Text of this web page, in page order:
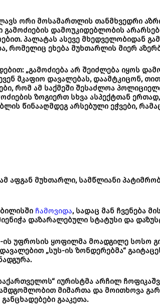
ორი მოსამართლის თანმხვედრი
გამოძიების დამოუკიდებლობის
პალატას ასევე მხედველობიდან
რომელიც ეხება მუხთარლის მიერ
„გამოძიება არ შეიძლება იყოს
მკაფიო დავალებას, დაამტკიცონ,
რომ ამ საქმეში შესაძლოა
ზოგიერთ სხვა ასპექტთან
წინააღმდეგ არსებული ეჭვები,
აფგან მუხთარლი, სამწლიანი
ჩამოვიდა, სადაც მან ჩვენება
დაზარალებული სტატუსი და
ის უფროსის ყოფილმა მოადგილე სოსო
„სუს-ის ზონდერებმა“
იურისტმა არჩილ
მიმართა და მოითხოვა
გააკეთა.